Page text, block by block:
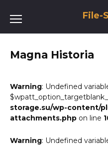
содержанию
File-
Magna Historia
Warning: Undefined
storage.su/wp-content/
attachments.php on line
Warning: Undefined